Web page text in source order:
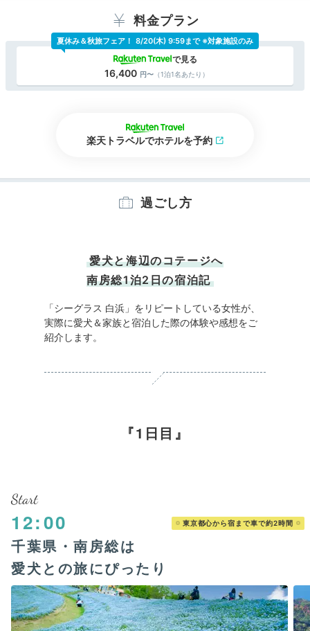
料金プラン
16,400 （1泊1名あたり）
夏休み＆秋旅フェア！ 8/20(木) 9:59まで ※対象施設のみ
楽天トラベルでホテルを予約
過ごし方
愛犬と海辺のコテージへ
南房総1泊2日の宿泊記
「シーグラス 白浜」をリピートしている女性が、
実際に愛犬＆家族と宿泊した際の体験や感想をご
紹介します。
1日目
Start
12:00 東京都心から宿まで車で約2時間
千葉県・南房総は
愛犬との旅にぴったり